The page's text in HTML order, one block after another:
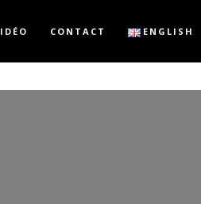
CONTACT ENGLISH